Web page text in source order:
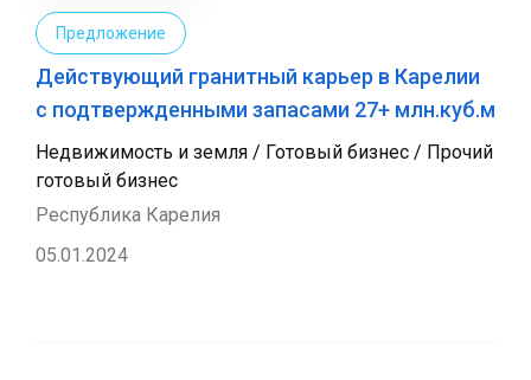
Предложение
Действующий гранитный карьер в Карелии
с подтвержденными запасами 27+ млн.куб.м
Недвижимость и земля / Готовый бизнес / Прочий
готовый бизнес
Республика Карелия
05.01.2024